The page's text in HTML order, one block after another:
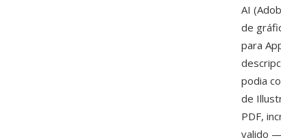
AI
de
para
podia
de
PDF,
valido